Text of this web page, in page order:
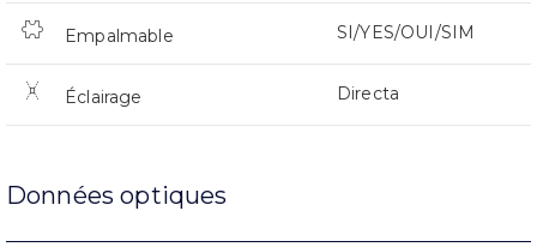
Empalmable SI/YES/OUI/SIM
Éclairage Directa
Données optiques